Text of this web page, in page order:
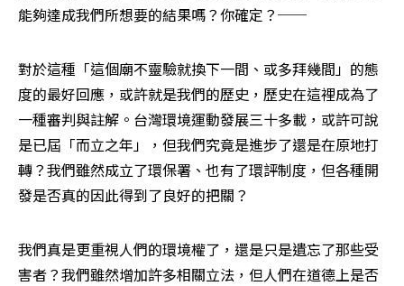
能夠達成我們所想要的結果嗎？你確定？──
對於這種「這個廟不靈驗就換下一間、或多拜幾間」的態
度的最好回應，或許就是我們的歷史，歷史在這裡成為了
一種審判與註解。台灣環境運動發展三十多載，或許可說
是已屆「而立之年」，但我們究竟是進步了還是在原地打
轉？我們雖然成立了環保署、也有了環評制度，但各種開
發是否真的因此得到了良好的把關？
我們真是更重視人們的環境權了，還是只是遺忘了那些受
害者？我們雖然增加許多相關立法，但人們在道德上是否